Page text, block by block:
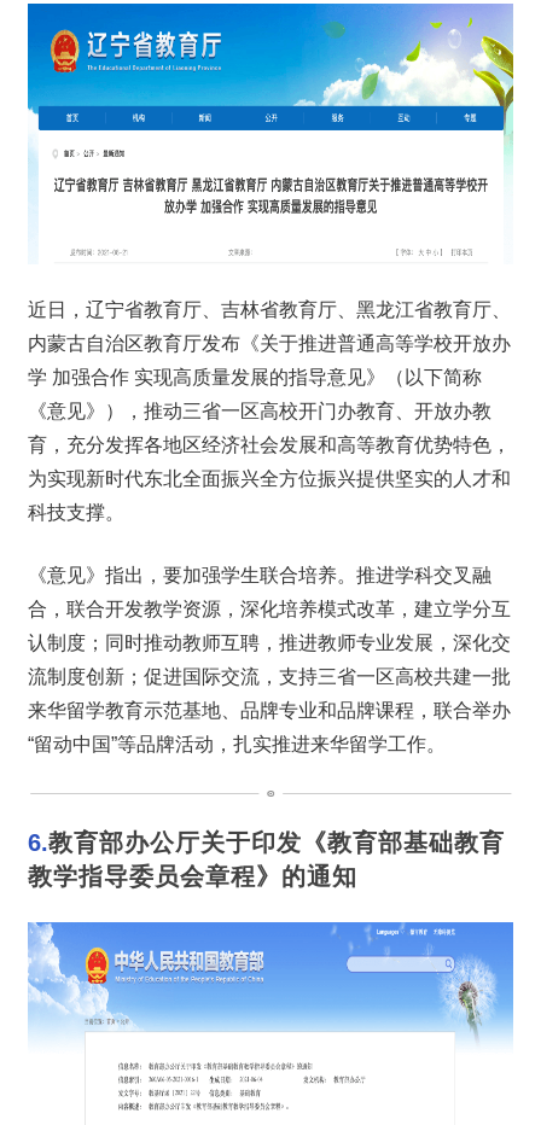
近日，辽宁省教育厅、吉林省教育厅、黑龙江省教育厅、
内蒙古自治区教育厅发布《关于推进普通高等学校开放办
学 加强合作 实现高质量发展的指导意见》（以下简称
《意见》），推动三省一区高校开门办教育、开放办教
育，充分发挥各地区经济社会发展和高等教育优势特色，
为实现新时代东北全面振兴全方位振兴提供坚实的人才和
科技支撑。
《意见》指出，要加强学生联合培养。推进学科交叉融
合，联合开发教学资源，深化培养模式改革，建立学分互
认制度；同时推动教师互聘，推进教师专业发展，深化交
流制度创新；促进国际交流，支持三省一区高校共建一批
来华留学教育示范基地、品牌专业和品牌课程，联合举办
“留动中国”等品牌活动，扎实推进来华留学工作。
6.教育部办公厅关于印发《教育部基础教育
教学指导委员会章程》的通知